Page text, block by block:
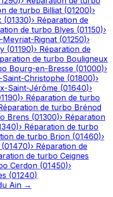
de turbo Billiat (01200)›
(01330)› Réparation de
de turbo Blyes (01150)›
Meyriat-Rignat (01250)›
(01190)› Réparation de
de turbo Bouligneux
Bourg-en-Bresse (01000)›
Christophe (01800)›
Saint-Jérôme (01640)›
)› Réparation de turbo
de turbo Brénod
Brens (01300)› Réparation
)› Réparation de turbo
de turbo Brion (01460)›
(01470)› Réparation de
de turbo Ceignes
Cerdon (01450)›
(01240)
Ain →